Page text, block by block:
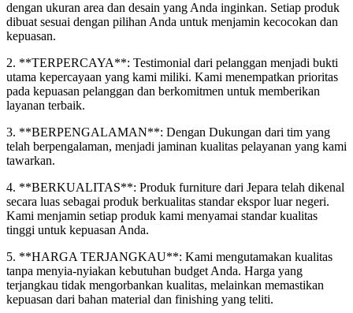
dengan ukuran area dan desain yang Anda inginkan. Setiap produk
dibuat sesuai dengan pilihan Anda untuk menjamin kecocokan dan
kepuasan.
2. **TERPERCAYA**: Testimonial dari pelanggan menjadi bukti
utama kepercayaan yang kami miliki. Kami menempatkan prioritas
pada kepuasan pelanggan dan berkomitmen untuk memberikan
layanan terbaik.
3. **BERPENGALAMAN**: Dengan Dukungan dari tim yang
telah berpengalaman, menjadi jaminan kualitas pelayanan yang kami
tawarkan.
4. **BERKUALITAS**: Produk furniture dari Jepara telah dikenal
secara luas sebagai produk berkualitas standar ekspor luar negeri.
Kami menjamin setiap produk kami menyamai standar kualitas
tinggi untuk kepuasan Anda.
5. **HARGA TERJANGKAU**: Kami mengutamakan kualitas
tanpa menyia-nyiakan kebutuhan budget Anda. Harga yang
terjangkau tidak mengorbankan kualitas, melainkan memastikan
kepuasan dari bahan material dan finishing yang teliti.